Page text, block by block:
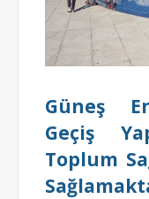
Güneş
Geçiş
Toplum